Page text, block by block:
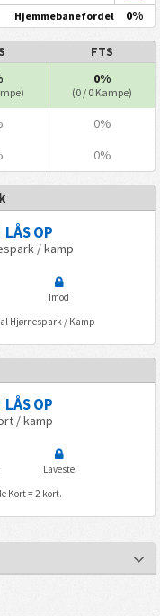
Hjemmebanefordel 0%
FTS
0%
(0 / 0 Kampe)
0%
0%
LÅS OP
/ kamp
Imod
Hjørnespark / Kamp
LÅS OP
/ kamp
Laveste
Kort = 2 kort.